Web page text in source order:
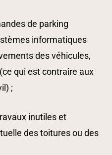
de parking
informatiques
des véhicules,
qui est contraire aux
;
inutiles et
des toitures ou des